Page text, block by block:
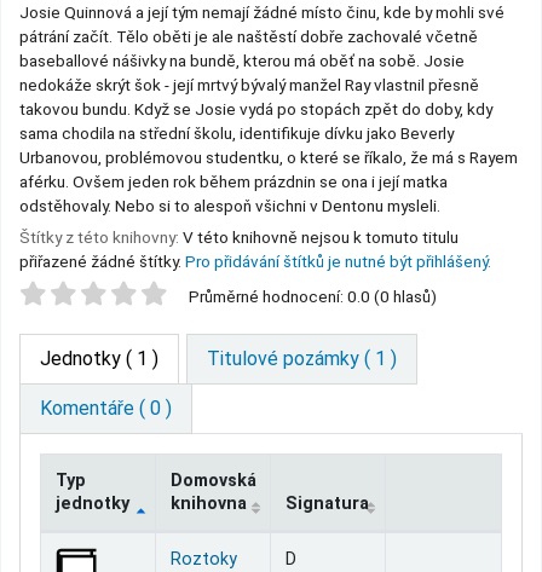
Josie Quinnová a její tým nemají žádné místo činu, kde by mohli své
pátrání začít. Tělo oběti je ale naštěstí dobře zachovalé včetně
baseballové nášivky na bundě, kterou má oběť na sobě. Josie
nedokáže skrýt šok - její mrtvý bývalý manžel Ray vlastnil přesně
takovou bundu. Když se Josie vydá po stopách zpět do doby, kdy
sama chodila na střední školu, identifikuje dívku jako Beverly
Urbanovou, problémovou studentku, o které se říkalo, že má s Rayem
aférku. Ovšem jeden rok během prázdnin se ona i její matka
odstěhovaly. Nebo si to alespoň všichni v Dentonu mysleli.
Štítky z této knihovny: V této knihovně nejsou k tomuto titulu
přiřazené žádné štítky. Pro přidávání štítků je nutné být přihlášený.
Star ratings Průměrné hodnocení: 0.0 (0 hlasů)
Jednotky ( 1 ) Titulové pozámky ( 1 )
Komentáře ( 0 )
Jednotky
Typ
jednotky
Domovská
knihovna
Signatura
Roztoky D